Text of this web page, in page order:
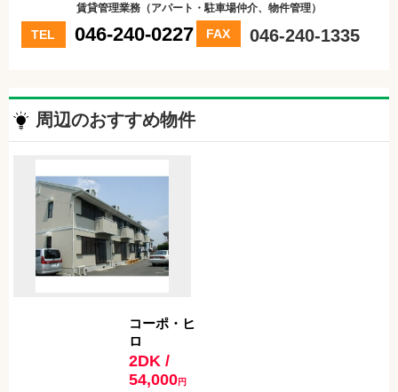
賃貸管理業務（アパート・駐車場仲介、物件管理）
TEL 046-240-0227 FAX 046-240-1335
周辺のおすすめ物件
コーポ・ヒ
ロ
2DK /
54,000円